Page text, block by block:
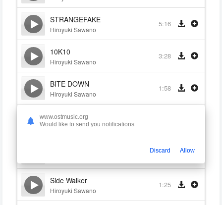
STRANGEFAKE
Hiroyuki Sawano
5:16
10K10
Hiroyuki Sawano
3:28
BITE DOWN
Hiroyuki Sawano
1:58
FsF-sABer
Hiroyuki Sawano
4:56
Side Walker
Hiroyuki Sawano
1:25
www.ostmusic.org
Would like to send you notifications
Discard Allow